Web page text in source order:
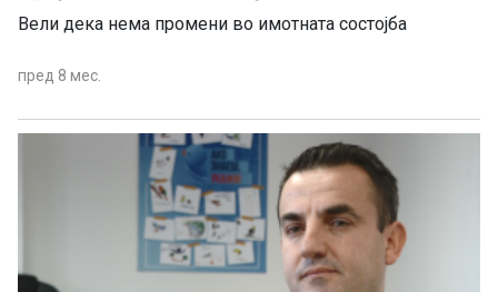
Вели дека нема промени во имотната состојба
пред 8 мес.